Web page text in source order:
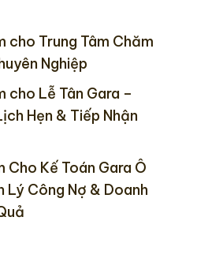
cho Trung Tâm Chăm
Nghiệp
cho Lễ Tân Gara –
Hẹn & Tiếp Nhận
Cho Kế Toán Gara Ô
Lý Công Nợ & Doanh